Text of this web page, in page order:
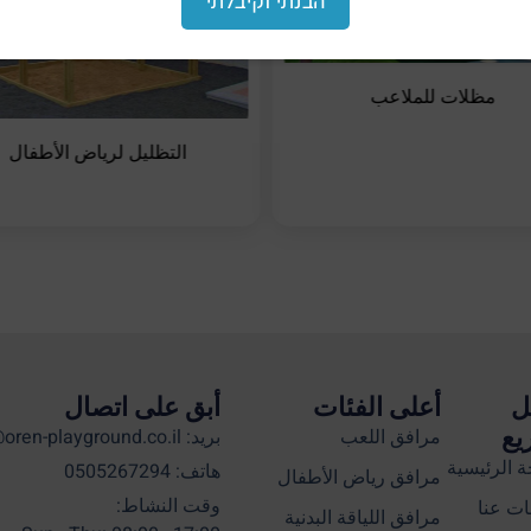
مظلات للملاعب
التظليل لرياض الأطفال
الرئيسية
عنا
أعلى الفئات
مرافق اللعب
مرافق رياض الأطفال
مرافق اللياقة البدنية
أبق على اتصال
بريد: info@oren-playground.co.il
هاتف: 0505267294
وقت النشاط: